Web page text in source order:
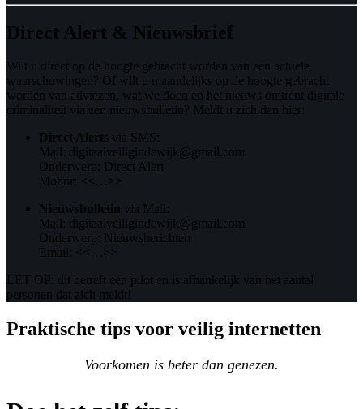
Direct Alert & Nieuwsbrief
Wilt u direct op de hoogte gebracht worden van een actuele
waarschuwingen? Of wilt u maandelijks op de hoogte gebracht
worden van adviezen, wat we doen en het nieuws omtrent digitale
criminaliteit via een nieuwsbulletin? Meldt u zich dan hier:
Direct Alerts via SMS:
Mail: digitaalveiligindewijk@gmail.com
Onderwerp: Direct Alert
Mobnr: <<…>>
Nieuwsbulletin via Mail:
Mail: digitaalveiligindewijk@gmail.com
Onderwerp: Nieuwsberichten
Email: <<…>>
LET OP: dit betreft een pilot en is afhankelijk van het aantal
personen dat zich meldt!
Praktische tips voor veilig internetten
Voorkomen is beter dan genezen.